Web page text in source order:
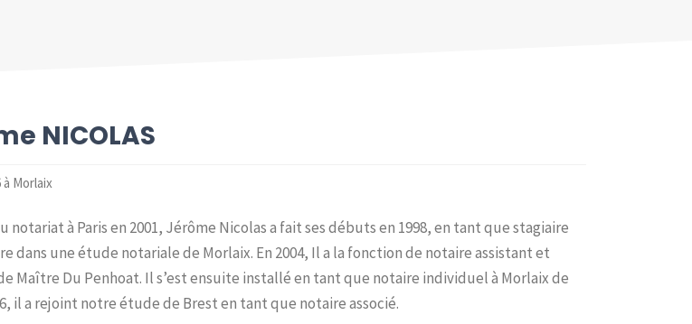
NICOLAS
Morlaix
à Paris en 2001, Jérôme Nicolas a fait ses débuts en 1998, en tant que stagiaire
dans une étude notariale de Morlaix. En 2004, Il a la fonction de notaire assistant et
Maître Du Penhoat. Il s’est ensuite installé en tant que notaire individuel à Morlaix de
il a rejoint notre étude de Brest en tant que notaire associé.